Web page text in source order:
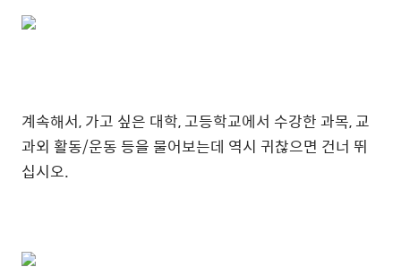
계속해서, 가고 싶은 대학, 고등학교에서 수강한 과목, 교
과외 활동/운동 등을 물어보는데 역시 귀찮으면 건너 뛰
십시오.